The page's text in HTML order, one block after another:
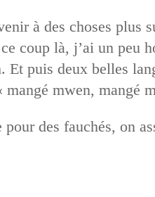
à des choses plus
coup là, j’ai un peu
Et puis deux belles
mangé mwen, mangé
pour des fauchés, on